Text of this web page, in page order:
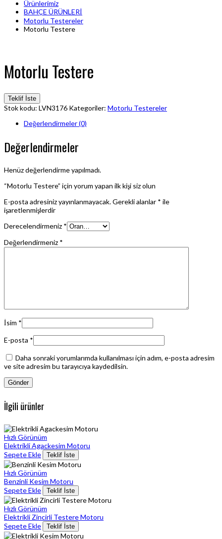
Ürünlerimiz
BAHÇE ÜRÜNLERİ
Motorlu Testereler
Motorlu Testere
Motorlu Testere
Teklif İste
Stok kodu: LVN3176 Kategoriler: Motorlu Testereler
Değerlendirmeler (0)
Değerlendirmeler
Henüz değerlendirme yapılmadı.
“Motorlu Testere” için yorum yapan ilk kişi siz olun
E-posta adresiniz yayınlanmayacak.Gerekli alanlar * ile
işaretlenmişlerdir
Derecelendirmeniz *
Değerlendirmeniz *
İsim *
E-posta *
Daha sonraki yorumlarımda kullanılması için adım, e-posta adresim
ve site adresim bu tarayıcıya kaydedilsin.
İlgili ürünler
Hızlı Görünüm
Elektrikli Agackesim Motoru
Sepete Ekle
Teklif İste
Hızlı Görünüm
Benzinli Kesim Motoru
Sepete Ekle
Teklif İste
Hızlı Görünüm
Elektrikli Zincirli Testere Motoru
Sepete Ekle
Teklif İste